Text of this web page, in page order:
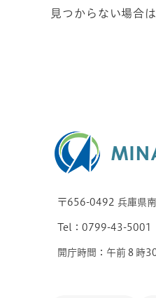
見つからない場合
〒656-0492 兵庫県
Tel：0799-43-5001
開庁時間：午前８時